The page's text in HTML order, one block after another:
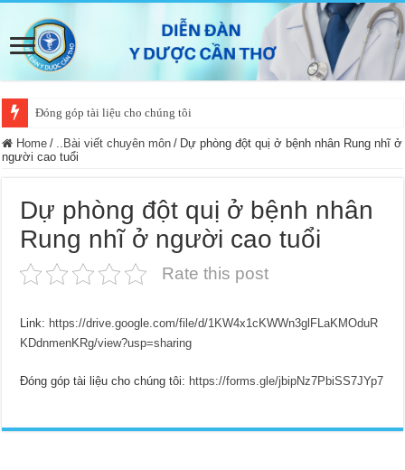
Đóng góp tài liệu cho chúng tôi
Home / ..Bài viết chuyên môn / Dự phòng đột quị ở bệnh nhân Rung nhĩ ở
người cao tuổi
Dự phòng đột quị ở bệnh nhân
Rung nhĩ ở người cao tuổi
Rate this post
Link: https://drive.google.com/file/d/1KW4x1cKWWn3glFLaKMOduR
KDdnmenKRg/view?usp=sharing
Đóng góp tài liệu cho chúng tôi: https://forms.gle/jbipNz7PbiSS7JYp7